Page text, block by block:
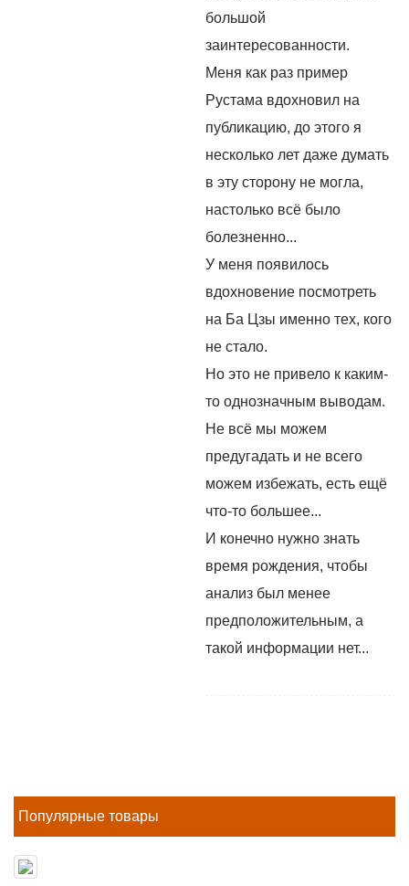
большой
заинтересованности.
Меня как раз пример
Рустама вдохновил на
публикацию, до этого я
несколько лет даже думать
в эту сторону не могла,
настолько всё было
болезненно...
У меня появилось
вдохновение посмотреть
на Ба Цзы именно тех, кого
не стало.
Но это не привело к каким-
то однозначным выводам.
Не всё мы можем
предугадать и не всего
можем избежать, есть ещё
что-то большее...
И конечно нужно знать
время рождения, чтобы
анализ был менее
предположительным, а
такой информации нет...
Популярные товары